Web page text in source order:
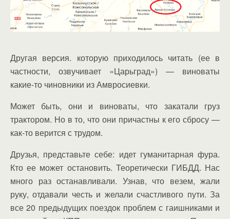
Другая версия. которую приходилось читать (ее в
частности, озвучивает «Царьград») — виноваты
какие-то чиновники из Амвросиевки.
Может быть, они и виноваты, что закатали груз
трактором. Но в то, что они причастны к его сбросу —
как-то верится с трудом.
Друзья, представьте себе: идет гуманитарная фура.
Кто ее может остановить. Теоретически ГИБДД. Нас
много раз останавливали. Узнав, что везем, жали
руку, отдавали честь и желали счастливого пути. За
все 20 предыдущих поездок проблем с гаишниками и